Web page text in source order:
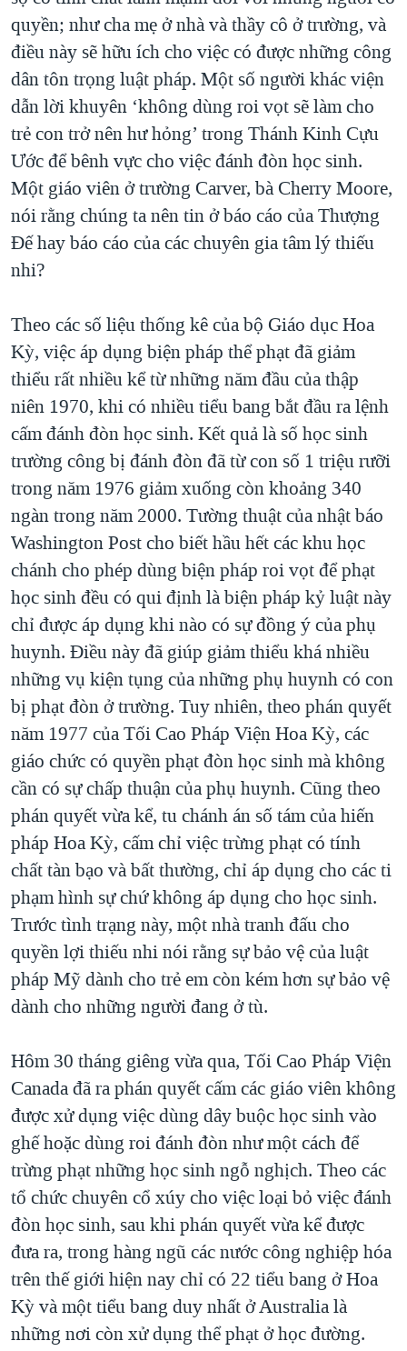
quyền; như cha mẹ ở nhà và thầy cô ở trường, và
điều này sẽ hữu ích cho việc có được những công
dân tôn trọng luật pháp. Một số người khác viện
dẫn lời khuyên ‘không dùng roi vọt sẽ làm cho
trẻ con trở nên hư hỏng’ trong Thánh Kinh Cựu
Ước để bênh vực cho việc đánh đòn học sinh.
Một giáo viên ở trường Carver, bà Cherry Moore,
nói rằng chúng ta nên tin ở báo cáo của Thượng
Đế hay báo cáo của các chuyên gia tâm lý thiếu
nhi?
Theo các số liệu thống kê của bộ Giáo dục Hoa
Kỳ, việc áp dụng biện pháp thể phạt đã giảm
thiểu rất nhiều kể từ những năm đầu của thập
niên 1970, khi có nhiều tiểu bang bắt đầu ra lệnh
cấm đánh đòn học sinh. Kết quả là số học sinh
trường công bị đánh đòn đã từ con số 1 triệu rưỡi
trong năm 1976 giảm xuống còn khoảng 340
ngàn trong năm 2000. Tường thuật của nhật báo
Washington Post cho biết hầu hết các khu học
chánh cho phép dùng biện pháp roi vọt để phạt
học sinh đều có qui định là biện pháp kỷ luật này
chỉ được áp dụng khi nào có sự đồng ý của phụ
huynh. Điều này đã giúp giảm thiểu khá nhiều
những vụ kiện tụng của những phụ huynh có con
bị phạt đòn ở trường. Tuy nhiên, theo phán quyết
năm 1977 của Tối Cao Pháp Viện Hoa Kỳ, các
giáo chức có quyền phạt đòn học sinh mà không
cần có sự chấp thuận của phụ huynh. Cũng theo
phán quyết vừa kể, tu chánh án số tám của hiến
pháp Hoa Kỳ, cấm chỉ việc trừng phạt có tính
chất tàn bạo và bất thường, chỉ áp dụng cho các ti
phạm hình sự chứ không áp dụng cho học sinh.
Trước tình trạng này, một nhà tranh đấu cho
quyền lợi thiếu nhi nói rằng sự bảo vệ của luật
pháp Mỹ dành cho trẻ em còn kém hơn sự bảo vệ
dành cho những người đang ở tù.
Hôm 30 tháng giêng vừa qua, Tối Cao Pháp Viện
Canada đã ra phán quyết cấm các giáo viên không
được xử dụng việc dùng dây buộc học sinh vào
ghế hoặc dùng roi đánh đòn như một cách để
trừng phạt những học sinh ngỗ nghịch. Theo các
tổ chức chuyên cổ xúy cho việc loại bỏ việc đánh
đòn học sinh, sau khi phán quyết vừa kể được
đưa ra, trong hàng ngũ các nước công nghiệp hóa
trên thế giới hiện nay chỉ có 22 tiểu bang ở Hoa
Kỳ và một tiểu bang duy nhất ở Australia là
những nơi còn xử dụng thể phạt ở học đường.